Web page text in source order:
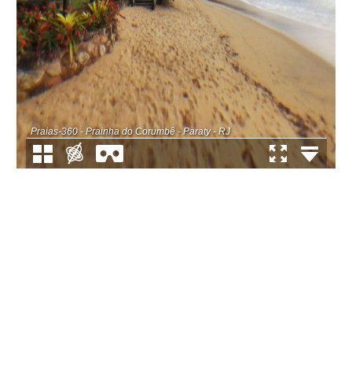
Praias-360 - Prainha do Corumbê - Paraty - RJ